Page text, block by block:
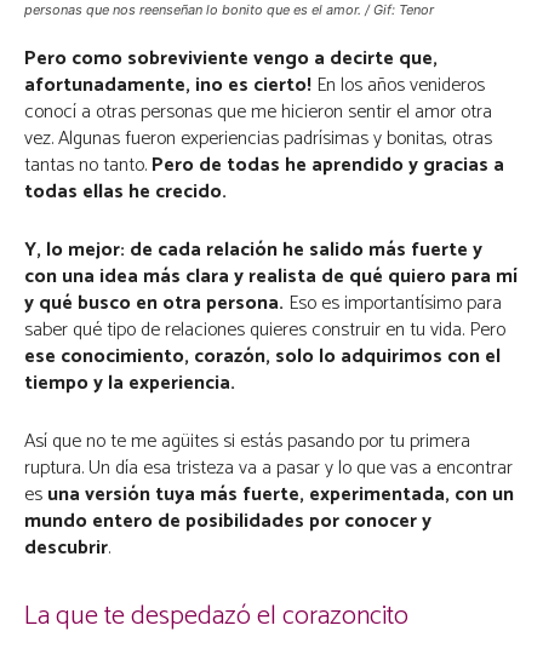
personas que nos reenseñan lo bonito que es el amor. / Gif: Tenor
Pero como sobreviviente vengo a decirte que,
afortunadamente, ¡no es cierto! En los años venideros
conocí a otras personas que me hicieron sentir el amor otra
vez. Algunas fueron experiencias padrísimas y bonitas, otras
tantas no tanto.Pero de todas he aprendido y gracias a
todas ellas he crecido.
Y, lo mejor: de cada relación he salido más fuerte y
con una idea más clara y realista de qué quiero para mí
y qué busco en otra persona. Eso es importantísimo para
saber qué tipo de relaciones quieres construir en tu vida. Pero
ese conocimiento, corazón, solo lo adquirimos con el
tiempo y la experiencia.
Así que no te me agüites si estás pasando por tu primera
ruptura. Un día esa tristeza va a pasar y lo que vas a encontrar
esuna versión tuya más fuerte, experimentada, con un
mundo entero de posibilidades por conocer y
descubrir.
La que te despedazó el corazoncito